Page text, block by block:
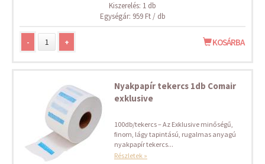
Kiszerelés: 1 db
Egységár: 959 Ft / db
- + KOSÁRBA
Nyakpapír tekercs 1db Comair
exklusive
100db/tekercs – Az Exklusive minőségű,
finom, lágy tapintású, rugalmas anyagú
nyakpapír tekercs...
Részletek »